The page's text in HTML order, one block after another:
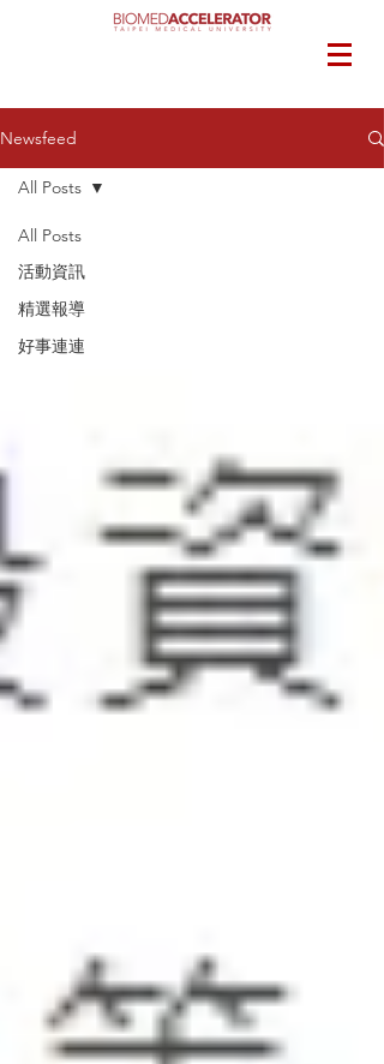
Newsfeed
All Posts
活動資訊
精選報導
好事連連
All Posts